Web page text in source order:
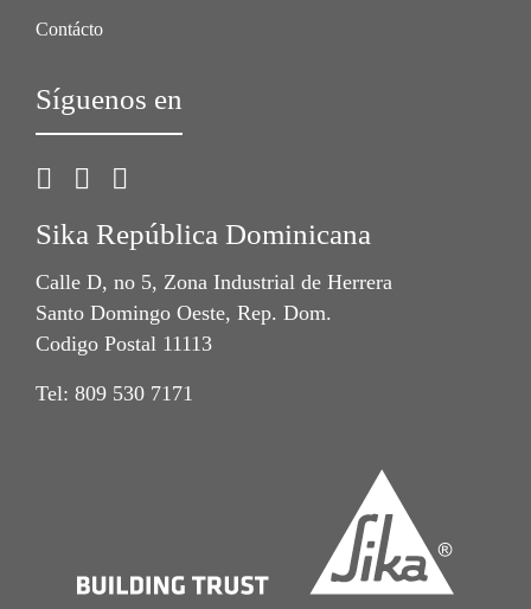
Contácto
Síguenos en
Sika República Dominicana
Calle D, no 5, Zona Industrial de Herrera
Santo Domingo Oeste, Rep. Dom.
Codigo Postal 11113
Tel: 809 530 7171